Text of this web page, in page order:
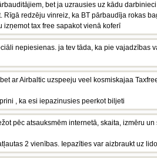
bet ja uzrausies uz kādu
redzēju vinreiz, ka BT pārbaudīja rokas
tax free sapakot vienā koferī
nepiesienas. ja tev tāda, ka pie vajadzības
ar Airbaltic uzspeeju veel kosmiskajaa
, ka esi iepazinusies peerkot biljeti
pēc atsauksmēm internetā, skaita, izmēru
2 vienības. Iepazīties var aizbraukt uz